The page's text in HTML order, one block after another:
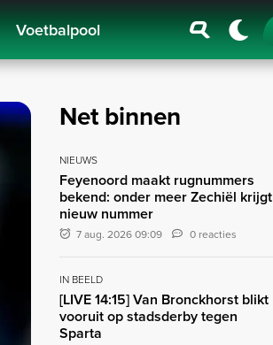
Voetbalpool
Net binnen
NIEUWS
Feyenoord maakt rugnummers
bekend: onder meer Zechiël krijgt
nieuw nummer
7 aug. 2026 09:09 0 reacties
IN BEELD
[LIVE 14:15] Van Bronckhorst blikt
vooruit op stadsderby tegen
Sparta